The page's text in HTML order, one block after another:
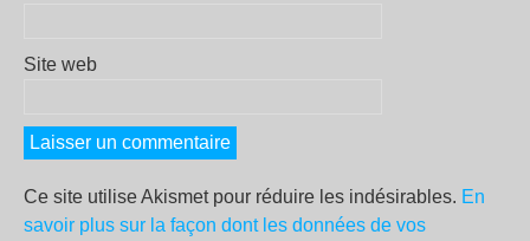
Site web
Ce site utilise Akismet pour réduire les indésirables. En
savoir plus sur la façon dont les données de vos